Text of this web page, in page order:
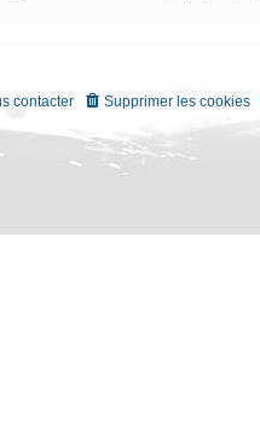
Supprimer les cookies
contacter